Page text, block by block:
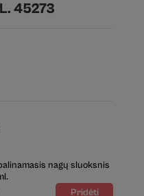
45273
nagų sluoksnis